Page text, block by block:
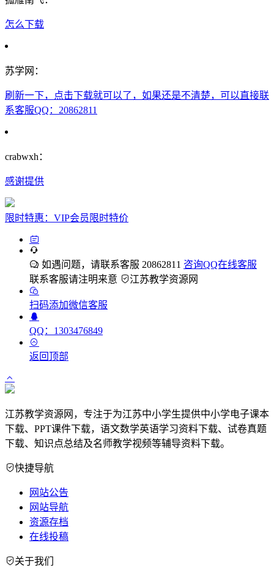
怎么下载
苏学网：
刷新一下，点击下载就可以了，如果还是不清楚，可以直接联
系客服QQ：20862811
crabwxh：
感谢提供
限时特惠：VIP会员限时特价
如遇问题，请联系客服 20862811 咨询QQ在线客服
联系客服请注明来意
江苏教学资源网
扫码添加微信客服
QQ：1303476849
返回顶部
江苏教学资源网，专注于为江苏中小学生提供中小学电子课本
下载、PPT课件下载，语文数学英语学习资料下载、试卷真题
下载、知识点总结及名师教学视频等辅导资料下载。
快捷导航
网站公告
网站导航
资源存档
在线投稿
关于我们